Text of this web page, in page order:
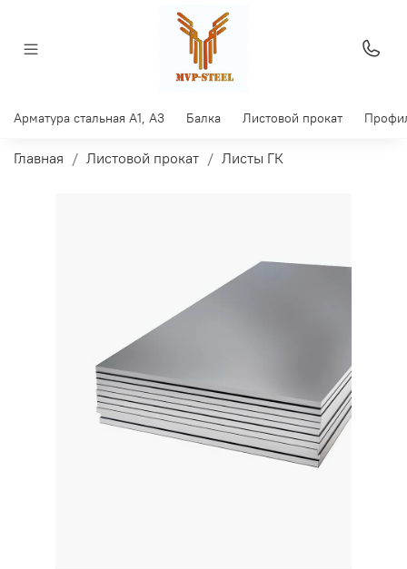
Арматура стальная A1, A3 Балка Листовой прокат
Главная Листовой прокат Листы ГК